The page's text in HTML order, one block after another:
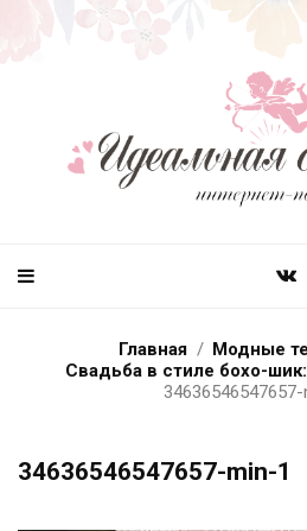
Главная
Модные
Свадьба в стиле бохо-
34636546547657-
34636546547657-min-1